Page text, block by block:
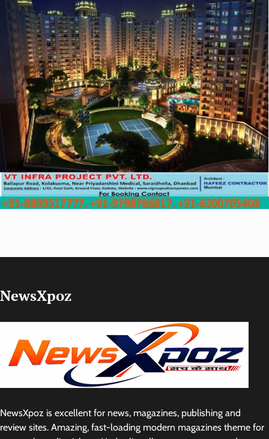
NewsXpoz
NewsXpoz is excellent for news, magazines, publishing and
review sites. Amazing, fast-loading modern magazines theme for